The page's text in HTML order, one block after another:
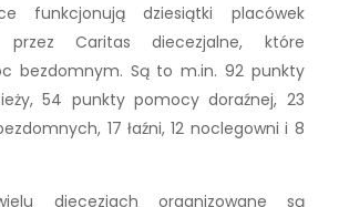
funkcjonują dziesiątki placówek
przez Caritas diecezjalne, które
bezdomnym. Są to m.in. 92 punkty
54 punkty pomocy doraźnej, 23
17 łaźni, 12 noclegowni i 8
diecezjach organizowane są